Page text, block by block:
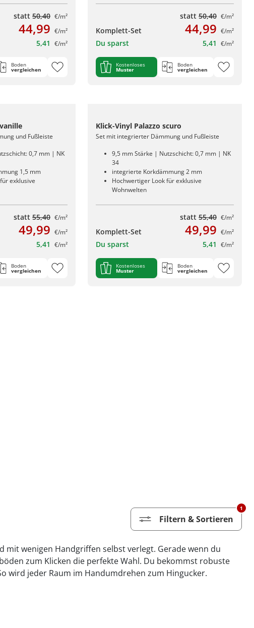
statt 50,40 €/m²
44,99 €/m²
5,41 €/m²
Boden
vergleichen
statt 50,40 €/m²
Komplett-Set 44,99 €/m²
Du sparst 5,41 €/m²
Kostenloses
Muster
Boden
vergleichen
und Fußleiste
0,7 mm | NK
1,5 mm
exklusive
statt 55,40 €/m²
49,99 €/m²
5,41 €/m²
Boden
vergleichen
Klick-Vinyl Palazzo scuro
Set mit integrierter Dämmung und Fußleiste
9,5 mm Stärke | Nutzschicht: 0,7 mm | NK
34
integrierte Korkdämmung 2 mm
Hochwertiger Look für exklusive
Wohnwelten
statt 55,40 €/m²
Komplett-Set 49,99 €/m²
Du sparst 5,41 €/m²
Kostenloses
Muster
Boden
vergleichen
Filtern & Sortieren
1
mit wenigen Handgriffen selbst verlegt. Gerade wenn du
zum Klicken die perfekte Wahl. Du bekommst robuste
wird jeder Raum im Handumdrehen zum Hingucker.